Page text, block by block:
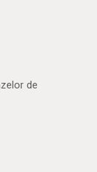
de